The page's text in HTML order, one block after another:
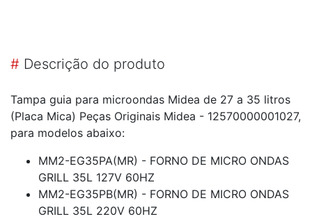
# Descrição do produto
Tampa guia para microondas Midea de 27 a 35 litros
(Placa Mica) Peças Originais Midea - 12570000001027,
para modelos abaixo:
MM2-EG35PA(MR) - FORNO DE MICRO ONDAS
GRILL 35L 127V 60HZ
MM2-EG35PB(MR) - FORNO DE MICRO ONDAS
GRILL 35L 220V 60HZ